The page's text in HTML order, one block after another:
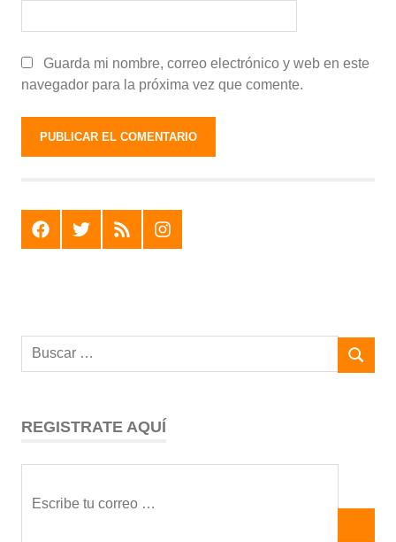
Guarda mi nombre, correo electrónico y web en este
navegador para la próxima vez que comente.
F T R I
REGISTRATE AQUÍ